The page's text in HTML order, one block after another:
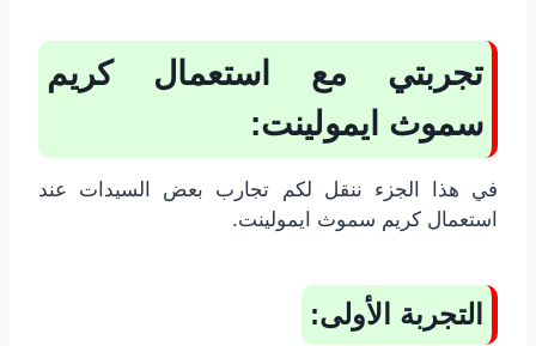
تجربتي مع استعمال كريم
سموث ايمولينت:
في هذا الجزء ننقل لكم تجارب بعض السيدات عند
استعمال كريم سموث ايمولينت.
التجربة الأولى: